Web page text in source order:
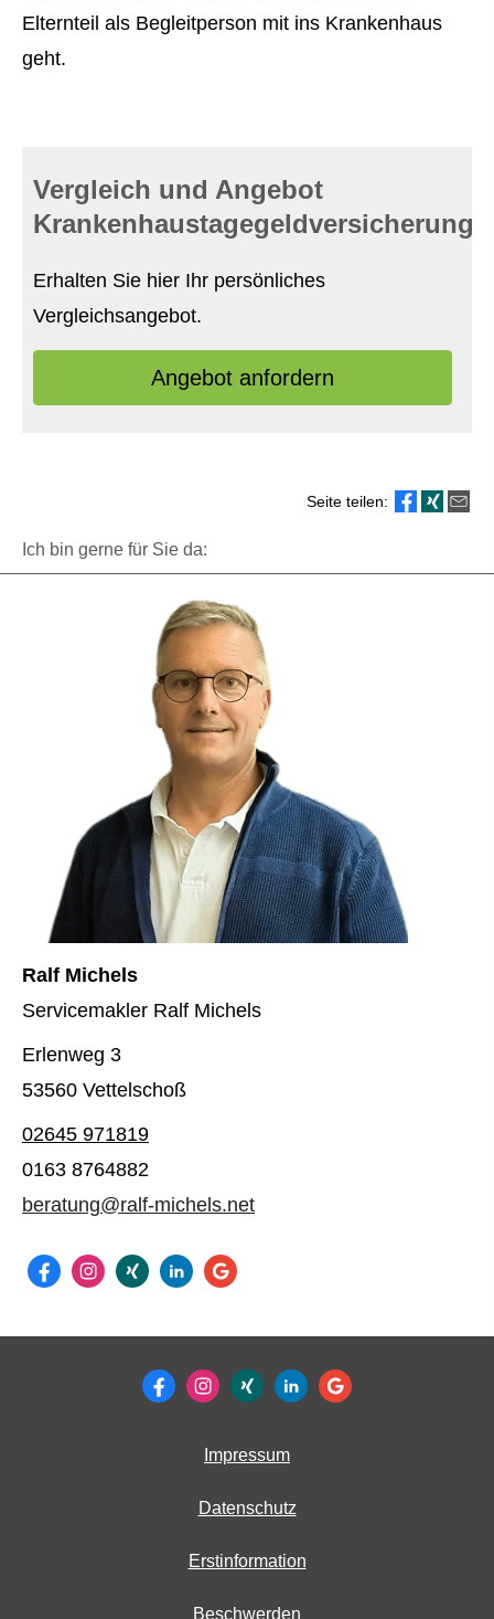
Elternteil als Begleitperson mit ins Krankenhaus
geht.
Vergleich und Angebot
Krankenhaustagegeldversicherung
Erhalten Sie hier Ihr persönliches
Vergleichsangebot.
An­ge­bot an­for­dern
Seite teilen:
Ich bin gerne für Sie da:
Ralf Michels
Servicemakler Ralf Michels
Erlenweg 3
53560 Vettelschoß
02645 971819
0163 8764882
beratung@ralf-michels.net
Impressum
Datenschutz
Erstinformation
Beschwerden